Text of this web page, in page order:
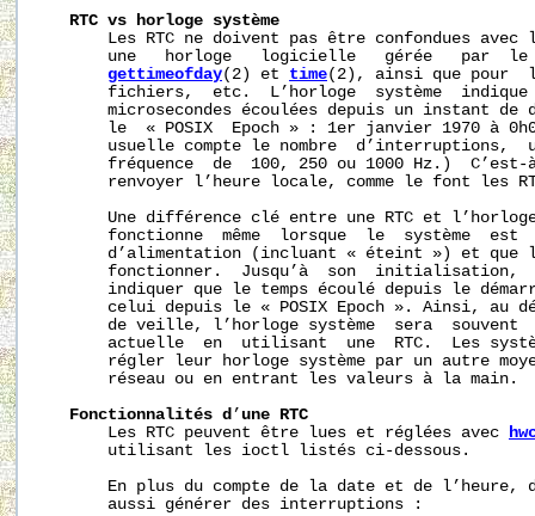
RTC vs horloge système
Les RTC ne doivent pas être confondues avec
une   horloge   logicielle   gérée   par
gettimeofday(2) et time(2), ainsi que pour
fichiers,  etc.  L’horloge  système
microsecondes écoulées depuis un instant de
le  « POSIX  Epoch » : 1er janvier 1970 à
usuelle compte le nombre  d’interruptions,
fréquence  de  100, 250 ou 1000 Hz.)
renvoyer l’heure locale, comme le font les
Une différence clé entre une RTC et
fonctionne  même  lorsque  le  système  est
d’alimentation (incluant « éteint ») et que
fonctionner.  Jusqu’à  son  initialisation,
indiquer que le temps écoulé depuis le
celui depuis le « POSIX Epoch ». Ainsi, au
de veille, l’horloge système  sera  souvent
actuelle  en  utilisant  une  RTC.  Les
régler leur horloge système par un autre
       réseau ou en entrant les valeurs à la main.
Fonctionnalités d’ une RTC
       Les RTC peuvent être lues et réglées avec
       utilisant les ioctl listés ci-dessous.
En plus du compte de la date et de l’heure,
       aussi générer des interruptions :